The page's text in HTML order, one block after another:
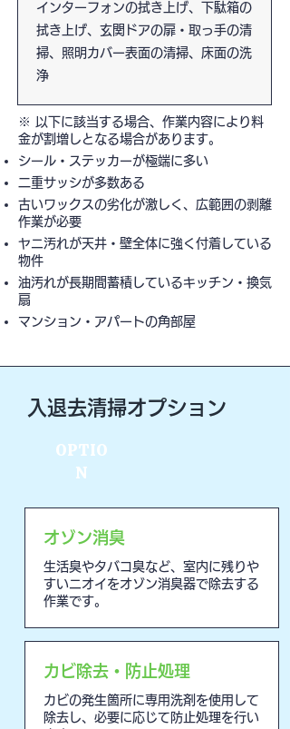
インターフォンの拭き上げ、下駄箱の
拭き上げ、玄関ドアの扉・取っ手の清
掃、照明カバー表面の清掃、床面の洗
浄
※ 以下に該当する場合、作業内容により料
金が割増しとなる場合があります。
シール・ステッカーが極端に多い
二重サッシが多数ある
古いワックスの劣化が激しく、広範囲の剥離
作業が必要
ヤニ汚れが天井・壁全体に強く付着している
物件
油汚れが長期間蓄積しているキッチン・換気
扇
マンション・アパートの角部屋
入退去清掃オプション
OPTIO
N
オゾン消臭
生活臭やタバコ臭など、室内に残りや
すいニオイをオゾン消臭器で除去する
作業です。
カビ除去・防止処理
カビの発生箇所に専用洗剤を使用して
除去し、必要に応じて防止処理を行い